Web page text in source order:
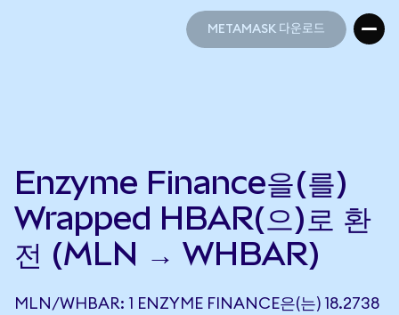
METAMASK 다운로드
Enzyme Finance을(를)
Wrapped HBAR(으)로 환
전 (MLN → WHBAR)
MLN/WHBAR: 1 ENZYME FINANCE은(는) 18.2738